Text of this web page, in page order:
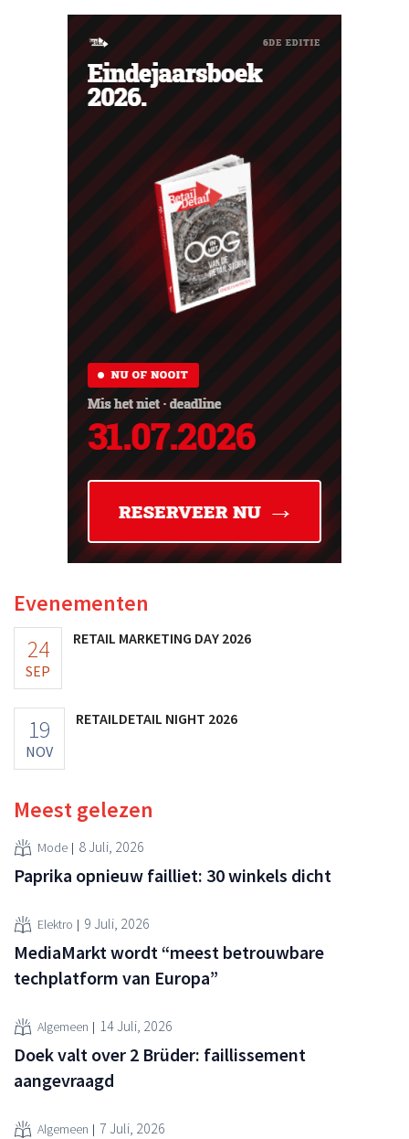
realiseren – met Kaufland Global...
Evenementen
24
SEP
RETAIL MARKETING DAY 2026
19
NOV
RETAILDETAIL NIGHT 2026
Meest gelezen
Mode 8 Juli, 2026
Paprika opnieuw failliet: 30 winkels dicht
Elektro 9 Juli, 2026
MediaMarkt wordt “meest betrouwbare
techplatform van Europa”
Algemeen 14 Juli, 2026
Doek valt over 2 Brüder: faillissement
aangevraagd
Algemeen 7 Juli, 2026